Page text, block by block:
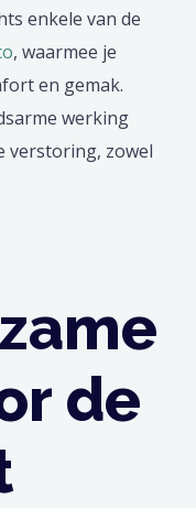
enkele van de
, waarmee je
en gemak.
werking
verstoring, zowel
de